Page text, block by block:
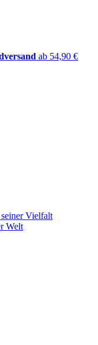
ab 54,90 €
Vielfalt
Welt